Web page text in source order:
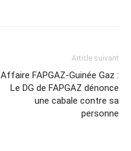
Article suivant
Affaire FAPGAZ-Guinée Gaz :
Le DG de FAPGAZ dénonce
une cabale contre sa
personne